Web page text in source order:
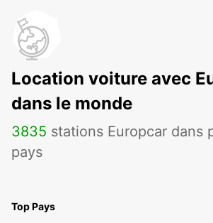
Location voiture avec
dans le monde
3835 stations Europcar dans
pays
Top Pays